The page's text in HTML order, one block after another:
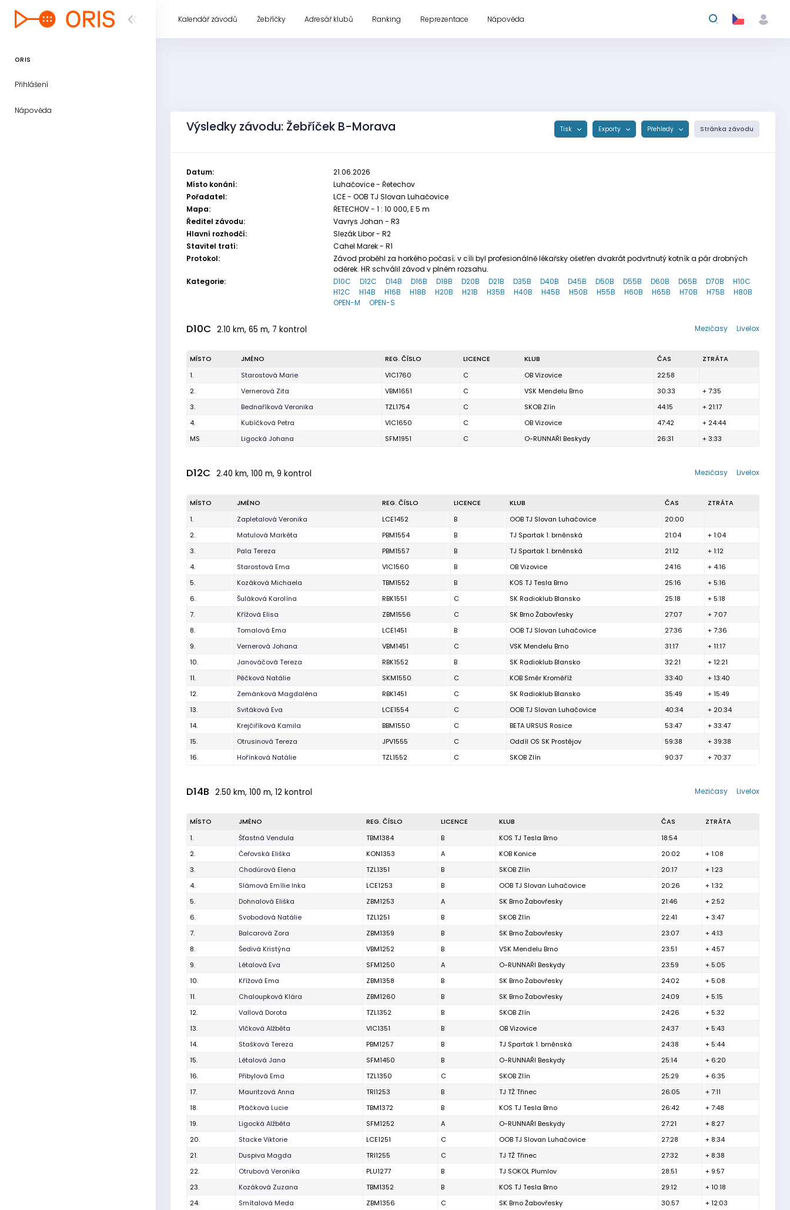
ORIS
Přihlášení
Nápověda
Kalendář závodů Žebříčky Adresář klubů Ranking Reprezentace Nápověda
Výsledky závodu: Žebříček B-Morava Tisk Exporty Přehledy Stránka závodu
Datum:
21.06.2026
Místo konání:
Luhačovice - Řetechov
Pořadatel:
LCE - OOB TJ Slovan Luhačovice
Mapa:
ŘETECHOV - 1 : 10 000, E 5 m
Ředitel závodu:
Vavrys Johan - R3
Hlavní rozhodčí:
Slezák Libor - R2
Stavitel tratí:
Cahel Marek - R1
Protokol:
Závod proběhl za horkého počasí; v cíli byl profesionálně lékařsky ošetřen dvakrát podvrtnutý kotník a pár drobných
oděrek. HR schválil závod v plném rozsahu.
Kategorie:
D10C D12C D14B D16B D18B D20B D21B D35B D40B D45B D50B D55B D60B D65B D70B
H10C
H12C
H14B H16B H18B H20B H21B H35B H40B H45B H50B H55B H60B H65B H70B H75B
H80B
OPEN-M
OPEN-S
D10C 2.10 km, 65 m, 7 kontrol Livelox
Mezičasy
MÍSTO JMÉNO REG. ČÍSLO LICENCE KLUB ČAS
ZTRÁTA
1.
Starostová Marie VIC1760 C OB Vizovice
22:58
2.
Vernerová Zita VBM1651 C VSK Mendelu Brno 30:33
+ 7:35
3.
Bednaříková Veronika TZL1754 C SKOB Zlín 44:15
+ 21:17
4.
Kubíčková Petra VIC1650 C OB Vizovice 47:42
+ 24:44
MS
Ligocká Johana SFM1951 C O-RUNNAŘI Beskydy 26:31 + 3:33
D12C 2.40 km, 100 m, 9 kontrol Livelox
Mezičasy
MÍSTO JMÉNO REG. ČÍSLO LICENCE KLUB ČAS
ZTRÁTA
1.
Zapletalová Veronika LCE1452 B OOB TJ Slovan Luhačovice
20:00
2.
Matulová Markéta PBM1554 B TJ Spartak 1. brněnská 21:04
+ 1:04
3.
Pala Tereza PBM1557 B TJ Spartak 1. brněnská 21:12
+ 1:12
4.
Starostová Ema VIC1560 B OB Vizovice 24:16
+ 4:16
5.
Kozáková Michaela TBM1552 B KOS TJ Tesla Brno 25:16
+ 5:16
6.
Šuláková Karolína RBK1551 C SK Radioklub Blansko 25:18
+ 5:18
7.
Křížová Elisa ZBM1556 C SK Brno Žabovřesky 27:07
+ 7:07
8.
Tomalová Ema LCE1451 B OOB TJ Slovan Luhačovice 27:36
+ 7:36
9.
Vernerová Johana VBM1451 C VSK Mendelu Brno 31:17
+ 11:17
10.
Janováčová Tereza RBK1552 B SK Radioklub Blansko 32:21
+ 12:21
11.
Pěčková Natálie SKM1550 C KOB Směr Kroměříž 33:40
+ 13:40
12.
Zemánková Magdaléna RBK1451 C SK Radioklub Blansko 35:49
+ 15:49
13.
Svitáková Eva LCE1554 C OOB TJ Slovan Luhačovice 40:34
+ 20:34
14.
Krejčiříková Kamila BBM1550 C BETA URSUS Rosice 53:47
+ 33:47
15.
Otrusinová Tereza JPV1555 C Oddíl OS SK Prostějov 59:38
+ 39:38
16.
Hořínková Natálie TZL1552 C SKOB Zlín 90:37 + 70:37
D14B 2.50 km, 100 m, 12 kontrol Livelox
Mezičasy
MÍSTO JMÉNO REG. ČÍSLO LICENCE KLUB ČAS
ZTRÁTA
1.
Šťastná Vendula TBM1384 B KOS TJ Tesla Brno
18:54
2.
Čeřovská Eliška KON1353 A KOB Konice 20:02
+ 1:08
3.
Chodúrová Elena TZL1351 B SKOB Zlín 20:17
+ 1:23
4.
Slámová Emílie Inka LCE1253 B OOB TJ Slovan Luhačovice 20:26
+ 1:32
5.
Dohnalová Eliška ZBM1253 A SK Brno Žabovřesky 21:46
+ 2:52
6.
Svobodová Natálie TZL1251 B SKOB Zlín 22:41
+ 3:47
7.
Balcarová Zora ZBM1359 B SK Brno Žabovřesky 23:07
+ 4:13
8.
Šedivá Kristýna VBM1252 B VSK Mendelu Brno 23:51
+ 4:57
9.
Létalová Eva SFM1250 A O-RUNNAŘI Beskydy 23:59
+ 5:05
10.
Křížová Ema ZBM1358 B SK Brno Žabovřesky 24:02
+ 5:08
11.
Chaloupková Klára ZBM1260 B SK Brno Žabovřesky 24:09
+ 5:15
12.
Vallová Dorota TZL1352 B SKOB Zlín 24:26
+ 5:32
13.
Vlčková Alžběta VIC1351 B OB Vizovice 24:37
+ 5:43
14.
Stašková Tereza PBM1257 B TJ Spartak 1. brněnská 24:38
+ 5:44
15.
Létalová Jana SFM1450 B O-RUNNAŘI Beskydy 25:14
+ 6:20
16.
Přibylová Ema TZL1350 C SKOB Zlín 25:29
+ 6:35
17.
Mauritzová Anna TRI1253 B TJ TŽ Třinec 26:05
+ 7:11
18.
Ptáčková Lucie TBM1372 B KOS TJ Tesla Brno 26:42
+ 7:48
19.
Ligocká Alžběta SFM1252 A O-RUNNAŘI Beskydy 27:21
+ 8:27
20.
Stacke Viktorie LCE1251 C OOB TJ Slovan Luhačovice 27:28
+ 8:34
21.
Duspiva Magda TRI1255 C TJ TŽ Třinec 27:32
+ 8:38
22.
Otrubová Veronika PLU1277 B TJ SOKOL Plumlov 28:51
+ 9:57
23.
Kozáková Zuzana TBM1352 B KOS TJ Tesla Brno 29:12
+ 10:18
24.
Smítalová Meda ZBM1356 C SK Brno Žabovřesky 30:57
+ 12:03